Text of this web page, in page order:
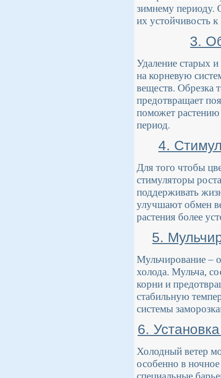
зимнему периоду.
их устойчивость
3.
Удаление старых
на корневую
веществ. Обрезка
предотвращает
поможет
период.
4.
Для того чтобы
стимуляторы
поддерживать
улучшают обмен
растения более
5.
Мульчирование –
холода. Мульча,
корни и
стабильную
системы
6.
Холодный ветер
особенно в